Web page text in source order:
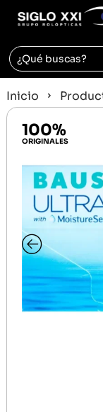
Inicio
100%
ORIGINALES